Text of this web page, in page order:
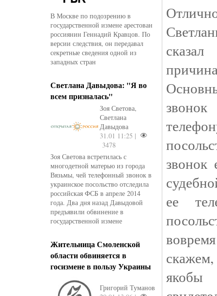
В Москве по подозрению в
государственной измене арестован
россиянин Геннадий Кравцов. По
версии следствия, он передавал
секретные сведения одной из
западных стран
Светлана Давыдова: "Я во
всем призналась"
Зоя Светова,
Светлана
Давыдова
31.01 11:25 |
3478
Зоя Светова встретилась с
многодетной матерью из города
Вязьмы, чей телефонный звонок в
украинское посольство отследила
российская ФСБ в апреле 2014
года. Два дня назад Давыдовой
предъявили обвинение в
государственной измене
Жительница Смоленской
области обвиняется в
госизмене в пользу Украины
Григорий Туманов
звонок
ее